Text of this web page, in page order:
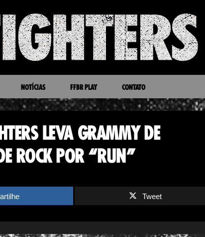
NOTÍCIAS FFBR PLAY CONTATO
LEVA GRAMMY DE
ROCK POR “RUN”
Tweet